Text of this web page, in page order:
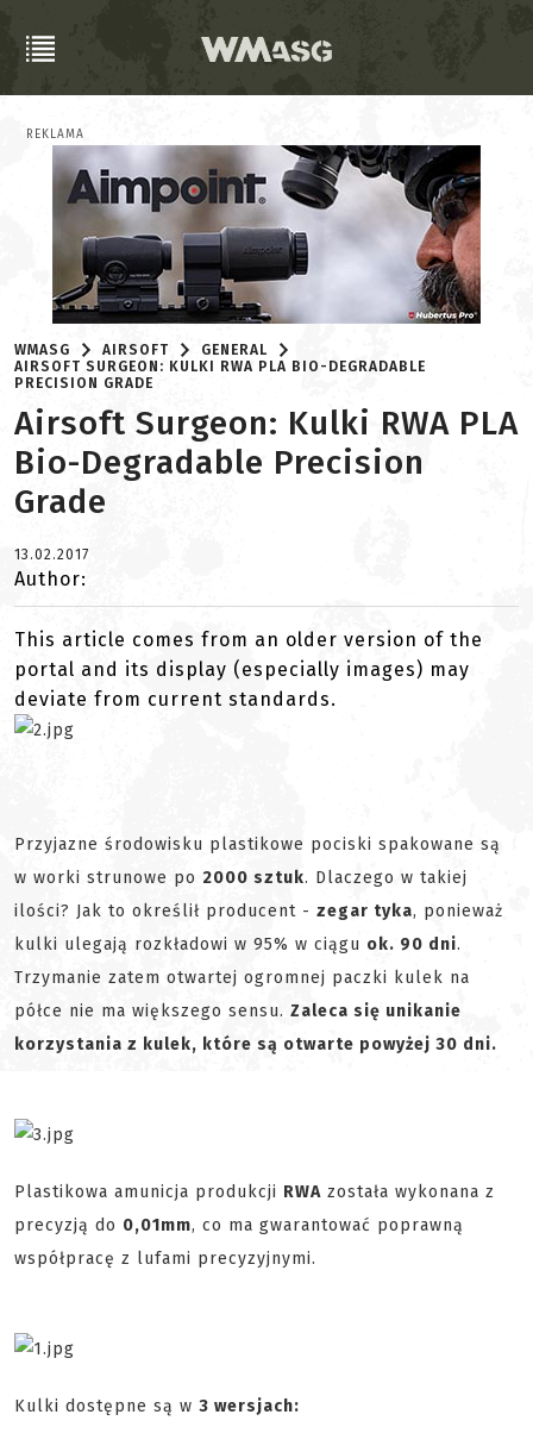
REKLAMA
WMASG AIRSOFT
GENERAL
AIRSOFT SURGEON: KULKI RWA PLA BIO-DEGRADABLE
PRECISION GRADE
Airsoft Surgeon: Kulki RWA PLA
Bio-Degradable Precision
Grade
13.02.2017
Author:
This article comes from an older version of the
portal and its display (especially images) may
deviate from current standards.
Przyjazne środowisku plastikowe pociski spakowane są
w worki strunowe po 2000 sztuk. Dlaczego w takiej
ilości? Jak to określił producent - zegar tyka, ponieważ
kulki ulegają rozkładowi w 95% w ciągu ok. 90 dni.
Trzymanie zatem otwartej ogromnej paczki kulek na
półce nie ma większego sensu. Zaleca się unikanie
korzystania z kulek, które są otwarte powyżej 30 dni.
Plastikowa amunicja produkcji RWA została wykonana z
precyzją do 0,01mm, co ma gwarantować poprawną
współpracę z lufami precyzyjnymi.
Kulki dostępne są w 3 wersjach: